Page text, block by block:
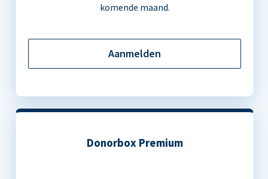
komende maand.
Aanmelden
Donorbox Premium